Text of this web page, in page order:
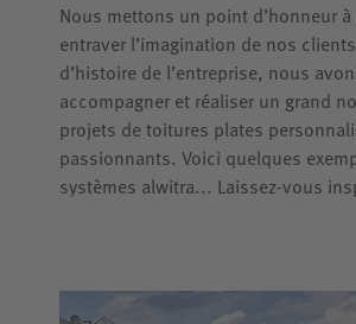
Nous mettons un point d’honneur à
entraver l’imagination de nos
d’histoire de l’entreprise, nous
accompagner et réaliser un grand
projets de toitures plates
passionnants. Voici quelques
systèmes alwitra... Laissez-vous